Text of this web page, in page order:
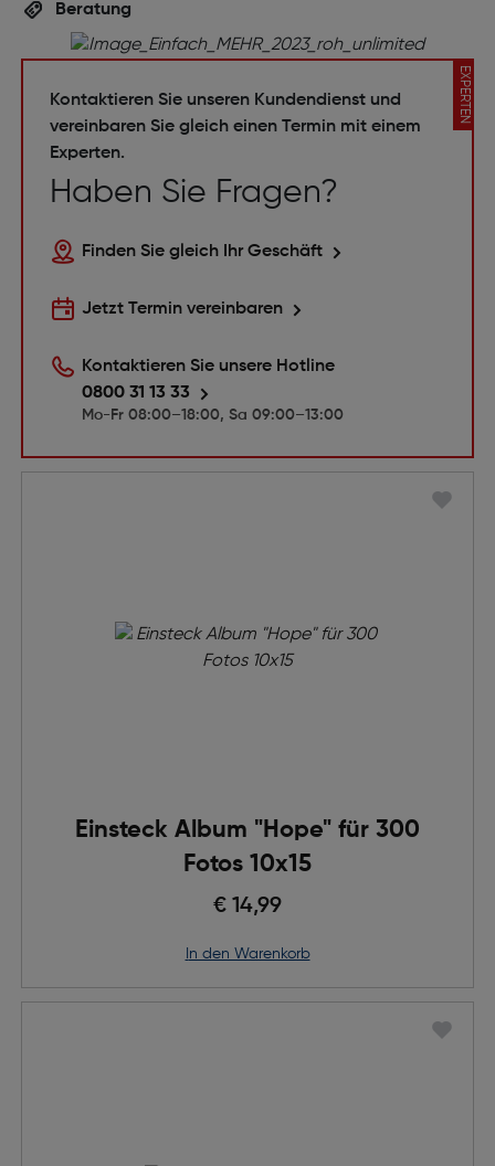
Beratung
EXPERTEN
Kontaktieren Sie unseren Kundendienst und
vereinbaren Sie gleich einen Termin mit einem
Experten.
Haben Sie Fragen?
Finden Sie gleich Ihr Geschäft
Jetzt Termin vereinbaren
Kontaktieren Sie unsere Hotline
0800 31 13 33
Mo-Fr 08:00–18:00, Sa 09:00–13:00
Einsteck Album "Hope" für 300
Fotos 10x15
€ 14,99
in den Warenkorb